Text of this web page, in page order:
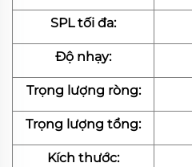
SPL tối đa:
Độ nhạy:
Trọng lượng ròng:
Trọng lượng tổng:
Kích thước: